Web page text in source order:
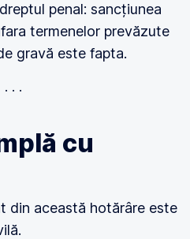
penal: sancțiunea
termenelor prevăzute
gravă este fapta.
cu
din această hotărâre este